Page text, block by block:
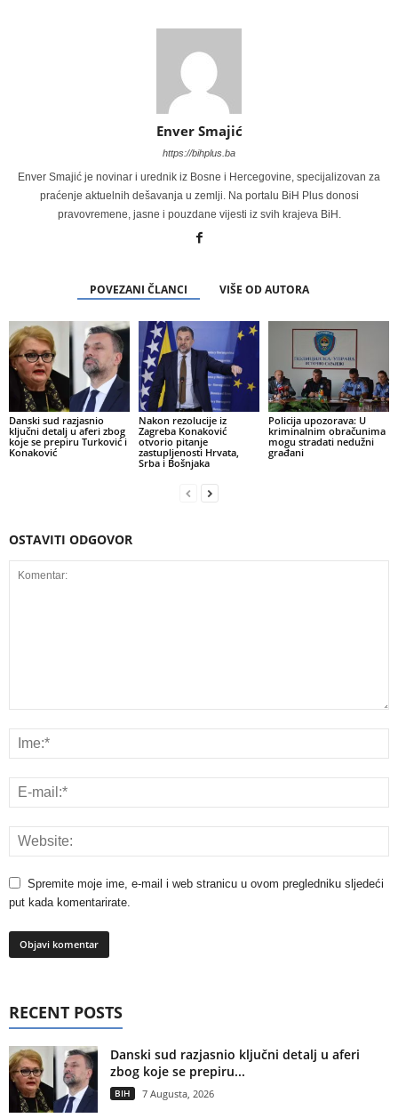
Enver Smajić
https://bihplus.ba
Enver Smajić je novinar i urednik iz Bosne i Hercegovine, specijalizovan za
praćenje aktuelnih dešavanja u zemlji. Na portalu BiH Plus donosi
pravovremene, jasne i pouzdane vijesti iz svih krajeva BiH.
POVEZANI ČLANCI VIŠE OD AUTORA
Danski sud razjasnio
ključni detalj u aferi zbog
koje se prepiru Turković i
Konaković
Nakon rezolucije iz
Zagreba Konaković
otvorio pitanje
zastupljenosti Hrvata,
Srba i Bošnjaka
Policija upozorava: U
kriminalnim obračunima
mogu stradati nedužni
građani
OSTAVITI ODGOVOR
Spremite moje ime, e-mail i web stranicu u ovom pregledniku sljedeći
put kada komentarirate.
RECENT POSTS
Danski sud razjasnio ključni detalj u aferi
zbog koje se prepiru...
BIH 7 Augusta, 2026